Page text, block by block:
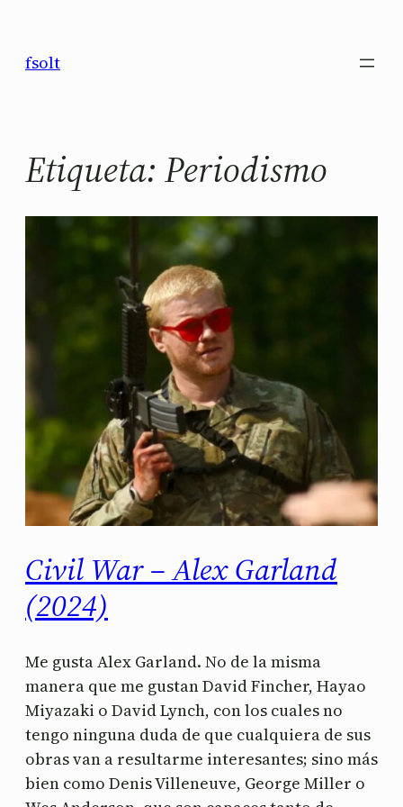
contenido
fsolt
Etiqueta: Periodismo
Civil War – Alex Garland
(2024)
Me gusta Alex Garland. No de la misma
manera que me gustan David Fincher, Hayao
Miyazaki o David Lynch, con los cuales no
tengo ninguna duda de que cualquiera de sus
obras van a resultarme interesantes; sino más
bien como Denis Villeneuve, George Miller o